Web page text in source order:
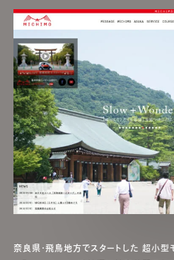
奈良県・飛鳥地方でスタートした 超小型